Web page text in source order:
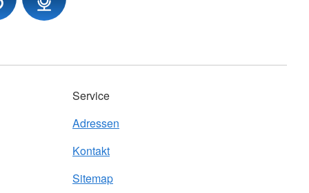
Service
Adressen
Kontakt
Sitemap